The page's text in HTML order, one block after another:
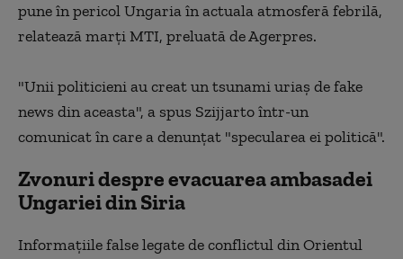
pune în pericol Ungaria în actuala atmosferă febrilă,
relatează marţi MTI, preluată de Agerpres.
"Unii politicieni au creat un tsunami uriaş de fake
news din aceasta", a spus Szijjarto într-un
comunicat în care a denunţat "specularea ei politică".
Zvonuri despre evacuarea ambasadei
Ungariei din Siria
Informaţiile false legate de conflictul din Orientul